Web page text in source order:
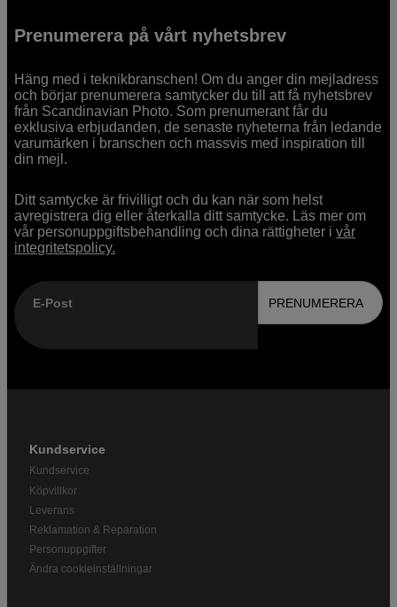
Prenumerera på vårt nyhetsbrev
Häng med i teknikbranschen! Om du anger din mejladress
och börjar prenumerera samtycker du till att få nyhetsbrev
från Scandinavian Photo. Som prenumerant får du
exklusiva erbjudanden, de senaste nyheterna från ledande
varumärken i branschen och massvis med inspiration till
din mejl.
Ditt samtycke är frivilligt och du kan när som helst
avregistrera dig eller återkalla ditt samtycke. Läs mer om
vår personuppgiftsbehandling och dina rättigheter ivår
integritetspolicy.
E-Post PRENUMERERA
Kundservice
Kundservice
Köpvillkor
Leverans
Reklamation & Reparation
Personuppgifter
Ändra cookieinställningar